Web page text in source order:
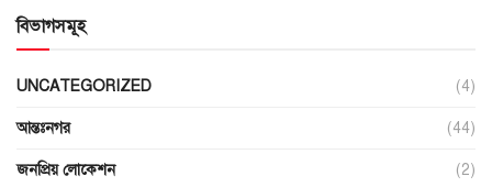
বিভাগসমূহ
UNCATEGORIZED (4)
আন্তঃনগর (44)
জনপ্রিয় লোকেশন (2)